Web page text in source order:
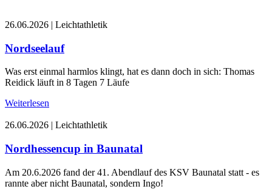
26.06.2026 | Leichtathletik
Nordseelauf
Was erst einmal harmlos klingt, hat es dann doch in sich: Thomas
Reidick läuft in 8 Tagen 7 Läufe
Weiterlesen
26.06.2026 | Leichtathletik
Nordhessencup in Baunatal
Am 20.6.2026 fand der 41. Abendlauf des KSV Baunatal statt - es
rannte aber nicht Baunatal, sondern Ingo!